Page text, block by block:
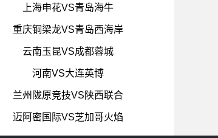
上海申花VS青岛海牛
重庆铜梁龙VS青岛西海岸
云南玉昆VS成都蓉城
河南VS大连英博
兰州陇原竞技VS陕西联合
迈阿密国际VS芝加哥火焰